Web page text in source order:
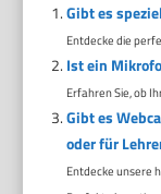
Gibt es
Entdecke die
Ist ein
Erfahren Sie, ob
Gibt es
oder für
Entdecke unsere